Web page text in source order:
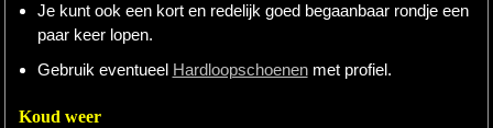
Je kunt ook een kort en redelijk goed begaanbaar rondje een
paar keer lopen.
Gebruik eventueel Hardloopschoenenmet profiel.
Koud weer